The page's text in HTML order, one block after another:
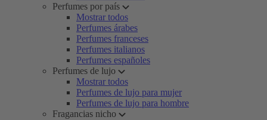
Perfumes por país
Mostrar todos
Perfumes árabes
Perfumes franceses
Perfumes italianos
Perfumes españoles
Perfumes de lujo
Mostrar todos
Perfumes de lujo para mujer
Perfumes de lujo para hombre
Fragancias nicho